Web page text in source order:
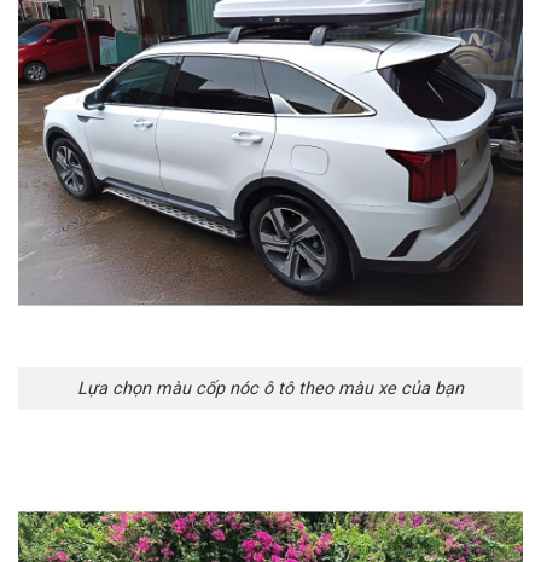
Lựa chọn màu cốp nóc ô tô theo màu xe của bạn